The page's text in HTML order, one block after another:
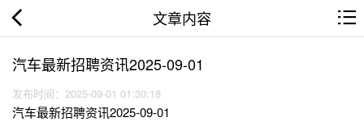
文章内容
汽车最新招聘资讯2025-09-01
发布时间：2025-09-01 01:30:18
汽车最新招聘资讯2025-09-01